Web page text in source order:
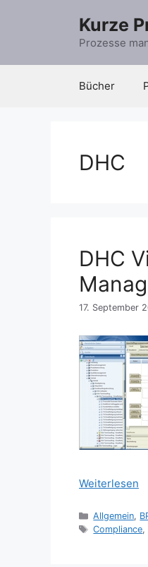
Kurze
Prozesse
Bücher
DHC
DHC
17. September
Weiterlesen
Kategorien
Allgemein,
Compliance,